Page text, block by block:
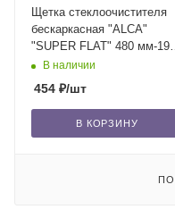
Щетка стеклоочистителя
бескаркасная "ALCA"
"SUPER FLAT" 480 мм-19"
(049) 1 шт. /50
В наличии
454 ₽/шт
В КОРЗИНУ